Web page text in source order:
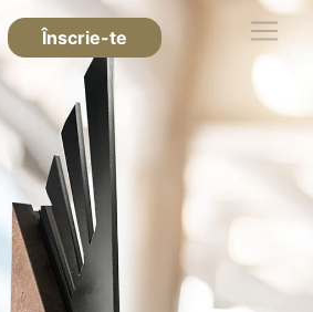
Înscrie-te